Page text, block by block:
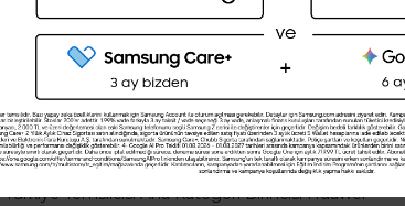
Şimdi değil Evet
Netaş
Birincisi Karel
Temsilcisi Donanım Alt Kategori Birincisi Telpa
Birincisi Netaş
KoçSistem
Türkiye Temsilcisi Hizmet Alt Kategori Birincisi SAP
Karel
Türkiye Temsilcisi Ana Kategori Birincisi Huawei